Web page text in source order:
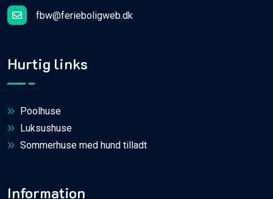
fbw@ferieboligweb.dk
Hurtig links
Poolhuse
Luksushuse
Sommerhuse med hund tilladt
Information